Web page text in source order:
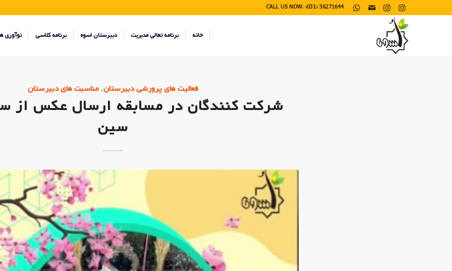
CALL US NOW: (031) 36271644
خانه برنامه تعالی مدیریت دبیرستان اسوه برنامه کلاسی نوآوری
فعالیت های پرورشی دبیرستان, مناسبت های دبیرستان
شرکت کنندگان در مسابقه ارسال عکس از
سین